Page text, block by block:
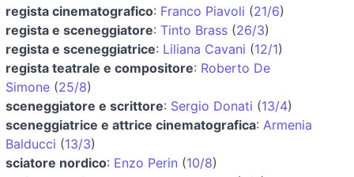
regista cinematografico: Franco Piavoli (21/6)
regista e sceneggiatore: Tinto Brass (26/3)
regista e sceneggiatrice: Liliana Cavani (12/1)
regista teatrale e compositore: Roberto De
Simone (25/8)
sceneggiatore e scrittore: Sergio Donati (13/4)
sceneggiatrice e attrice cinematografica: Armenia
Balducci (13/3)
sciatore nordico: Enzo Perin (10/8)